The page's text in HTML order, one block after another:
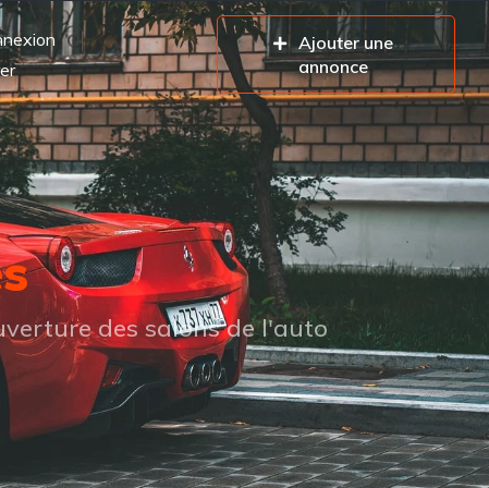
Ajouter une
annonce
des salons de l'auto